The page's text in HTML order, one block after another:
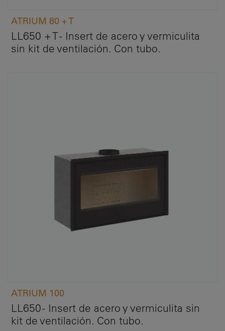
ATRIUM 80 + T
LL650 + T - Insert de acero y vermiculita
sin kit de ventilación. Con tubo.
ATRIUM 100
LL650 - Insert de acero y vermiculita sin
kit de ventilación. Con tubo.